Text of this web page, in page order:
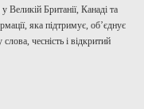
Британії, Канаді та
яка підтримує, об’єднує
чесність і відкритий